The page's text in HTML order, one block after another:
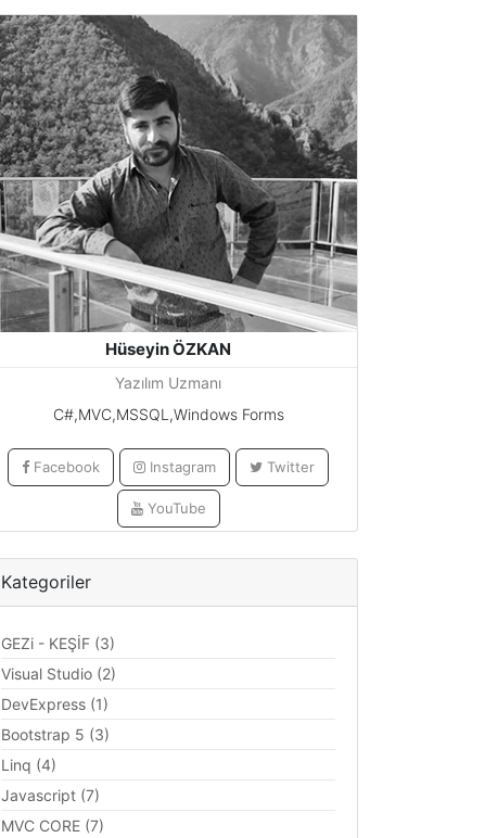
Hüseyin ÖZKAN
Yazılım Uzmanı
C#,MVC,MSSQL,Windows Forms
Facebook Instagram Twitter
YouTube
Kategoriler
GEZi - KEŞİF (3)
Visual Studio (2)
DevExpress (1)
Bootstrap 5 (3)
Linq (4)
Javascript (7)
MVC CORE (7)